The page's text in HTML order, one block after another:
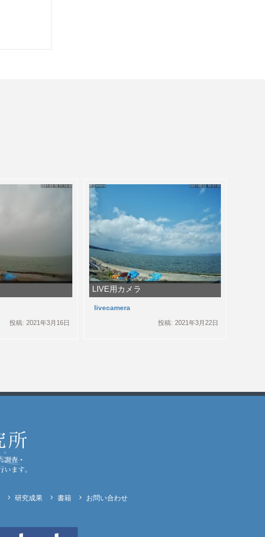
投稿: 2021年3月16日
LIVE用カメラ
livecamera
投稿: 2021年3月22日
研究成果 書籍 お問い合わせ